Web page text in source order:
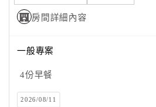
房間詳細內容
一般專案
4份早餐
2026/08/11